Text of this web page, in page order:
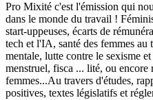
Pro Mixité c'est l'émission qui
dans le monde du travail !
start-uppeuses, écarts de
tech et l'IA, santé des femmes
mentale, lutte contre le sexisme
menstruel, fisca ... lité, ou encore
femmes...Au travers d'études,
positives, textes législatifs et